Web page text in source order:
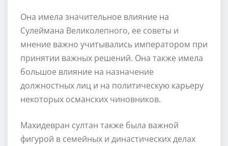
Она имела значительное влияние на
Сулеймана Великолепного, ее советы и
мнение важно учитывались императором при
принятии важных решений. Она также имела
большое влияние на назначение
должностных лиц и на политическую карьеру
некоторых османских чиновников.
Махидевран султан также была важной
фигурой в семейных и династических делах